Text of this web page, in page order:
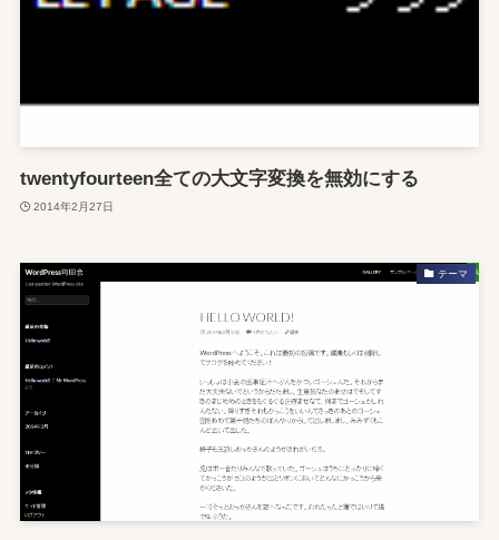
twentyfourteen全ての大文字変換を無効にする
2014年2月27日
テーマ